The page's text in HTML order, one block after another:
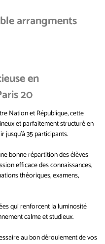
arrangments
en
20
Nation et République, cette
et parfaitement structuré en
jusqu’à 35 participants.
bonne répartition des élèves
efficace des connaissances,
théoriques, examens,
qui renforcent la luminosité
calme et studieux.
au bon déroulement de vos